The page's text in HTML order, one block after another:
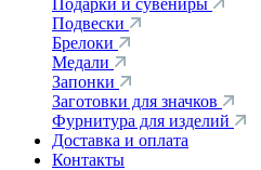
Подарки и сувениры
Подвески
Брелоки
Медали
Запонки
Заготовки для значков
Фурнитура для изделий
Доставка и оплата
Контакты